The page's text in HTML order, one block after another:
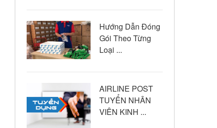
Hướng Dẫn Đóng
Gói Theo Từng
Loại ...
AIRLINE POST
TUYỂN NHÂN
VIÊN KINH ...